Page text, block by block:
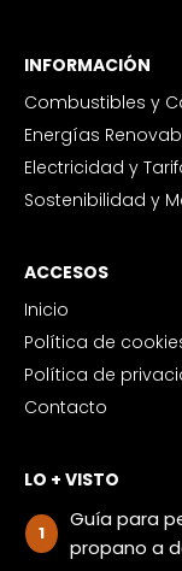
INFORMACIÓN
Combustibles y
Energías
Electricidad y
Sostenibilidad y
ACCESOS
Inicio
Política de
Política de
Contacto
LO + VISTO
Guía para
propano a